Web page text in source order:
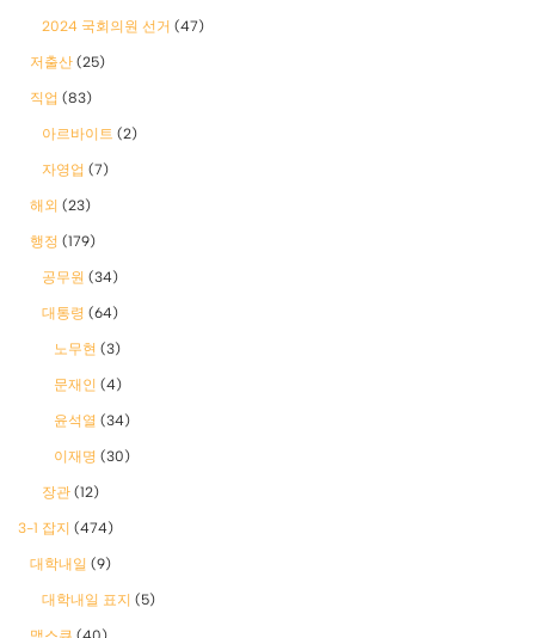
2024 국회의원 선거 (47)
저출산 (25)
직업 (83)
아르바이트 (2)
자영업 (7)
해외 (23)
행정 (179)
공무원 (34)
대통령 (64)
노무현 (3)
문재인 (4)
윤석열 (34)
이재명 (30)
장관 (12)
3-1 잡지 (474)
대학내일 (9)
대학내일 표지 (5)